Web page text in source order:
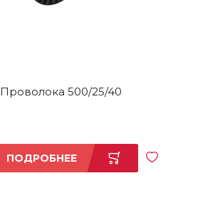
Проволока 500/25/40
ПОДРОБНЕЕ